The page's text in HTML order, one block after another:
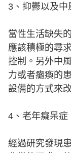
3、抑鬱以及中
當性生活缺失
應該積極的尋
控制。另外中
力或者癱瘓的
設備的方式來
4、老年癡呆症
經過研究發現